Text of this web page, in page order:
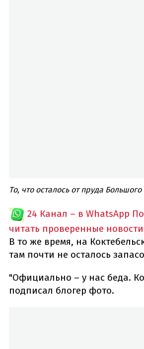
То, что осталось от пруда
24 Канал – в WhatsApp
читать проверенные новости
В то же время, на
там почти не осталось
"Официально – у нас беда.
подписал блогер фото.